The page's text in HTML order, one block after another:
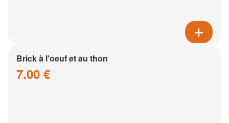
Brick à l'oeuf et au thon
7.00 €